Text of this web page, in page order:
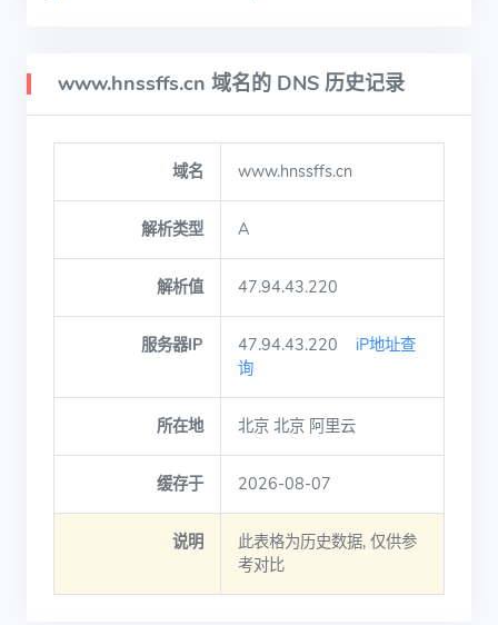
www.hnssffs.cn 域名的 DNS 历史记录
域名 www.hnssffs.cn
解析类型 A
解析值 47.94.43.220
服务器IP 47.94.43.220
iP地址查
询
所在地 北京 北京 阿里云
缓存于 2026-08-07
说明
此表格为历史数据, 仅供参
考对比